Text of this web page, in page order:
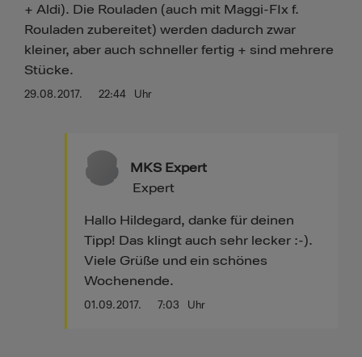
29.08.2017. 22:44 Uhr
+ Aldi). Die Rouladen (auch mit Maggi-FIx f.
Rouladen zubereitet) werden dadurch zwar
kleiner, aber auch schneller fertig + sind mehrere
Stücke.
MKS Expert
01.09.2017. 7:03 Uhr
Expert
Hallo Hildegard, danke für deinen
Tipp! Das klingt auch sehr lecker :-).
Viele Grüße und ein schönes
Wochenende.